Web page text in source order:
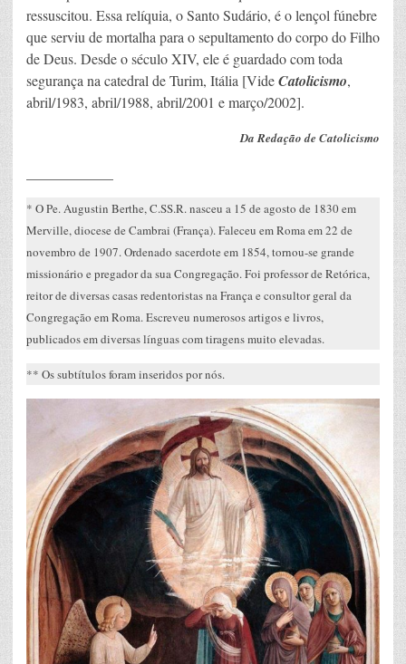
ressuscitou. Essa relíquia, o Santo Sudário, é o lençol fúnebre
que serviu de mortalha para o sepultamento do corpo do Filho
de Deus. Desde o século XIV, ele é guardado com toda
segurança na catedral de Turim, Itália [VideCatolicismo,
abril/1983, abril/1988, abril/2001 e março/2002].
Da Redação de Catolicismo
* O Pe. Augustin Berthe, C.SS.R. nasceu a 15 de agosto de 1830 em
Merville, diocese de Cambrai (França). Faleceu em Roma em 22 de
novembro de 1907. Ordenado sacerdote em 1854, tornou-se grande
missionário e pregador da sua Congregação. Foi professor de Retórica,
reitor de diversas casas redentoristas na França e consultor geral da
Congregação em Roma. Escreveu numerosos artigos e livros,
publicados em diversas línguas com tiragens muito elevadas.
** Os subtítulos foram inseridos por nós.